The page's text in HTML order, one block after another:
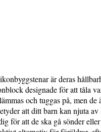
är deras
designade för att tåla
och tuggas på, men de
att ditt barn kan njuta
för att de ska gå sönder